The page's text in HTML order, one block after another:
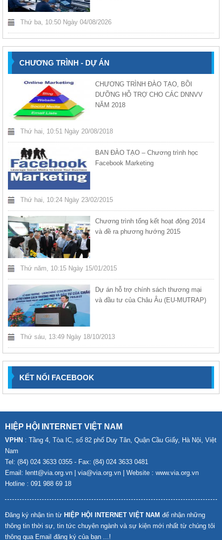
Thứ ba, 10:50 Ngày 04/08/2026
CHƯƠNG TRÌNH - DỰ ÁN
CHƯƠNG TRÌNH ĐÀO TẠO, BỒI
DƯỠNG HỖ TRỢ CHO CÁC DNNVV
NĂM 2018
Thứ hai, 10:51 Ngày 20/08/2018
BAN ĐÀO TẠO – Chương trình học
Facebook Marketing
Thứ hai, 10:24 Ngày 23/02/2015
Chương trình tổng kết hoạt động 2014
và đề ra phương hướng 2015
Thứ năm, 10:15 Ngày 15/01/2015
Dự án hỗ trợ chính sách thương mại
và đầu tư của Châu Âu (EU-MUTRAP)
Thứ sáu, 13:49 Ngày 18/10/2013
KẾT NỐI FACEBOOK
HIỆP HỘI INTERNET VIỆT NAM
VPHN : Tầng 4, Tòa IC, số 82 phố Duy Tân, Quận Cầu Giấy, Hà Nội, Việt
Nam
Tel: (84) 024 3633 0355 - Fax: (84) 024 3633 0481
Email: lentt@via.org.vn | via@via.org.vn | Website : www.via.org.vn
Hotline : 091 988 69 18
Đăng ký nhận tin từ HIỆP HỘI INTERNET VIỆT NAM để nhận những
thông tin thời sự, tin tức chuyên ngành và sự kiện mới nhất từ chúng tôi
thông qua Email đăng ký của bạn ...!